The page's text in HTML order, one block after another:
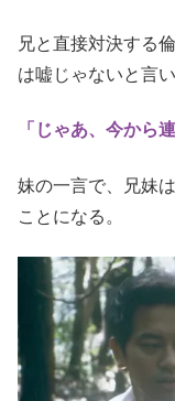
兄と直接対決する
は嘘じゃないと言い
「じゃあ、今から
妹の一言で、兄妹
ことになる。